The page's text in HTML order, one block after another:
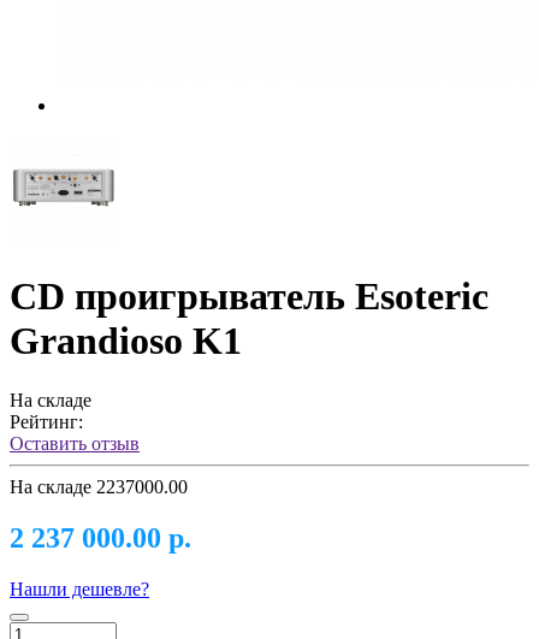
CD проигрыватель Esoteric
Grandioso K1
На складе
Рейтинг:
Оставить отзыв
На складе 2237000.00
2 237 000.00 р.
Нашли дешевле?